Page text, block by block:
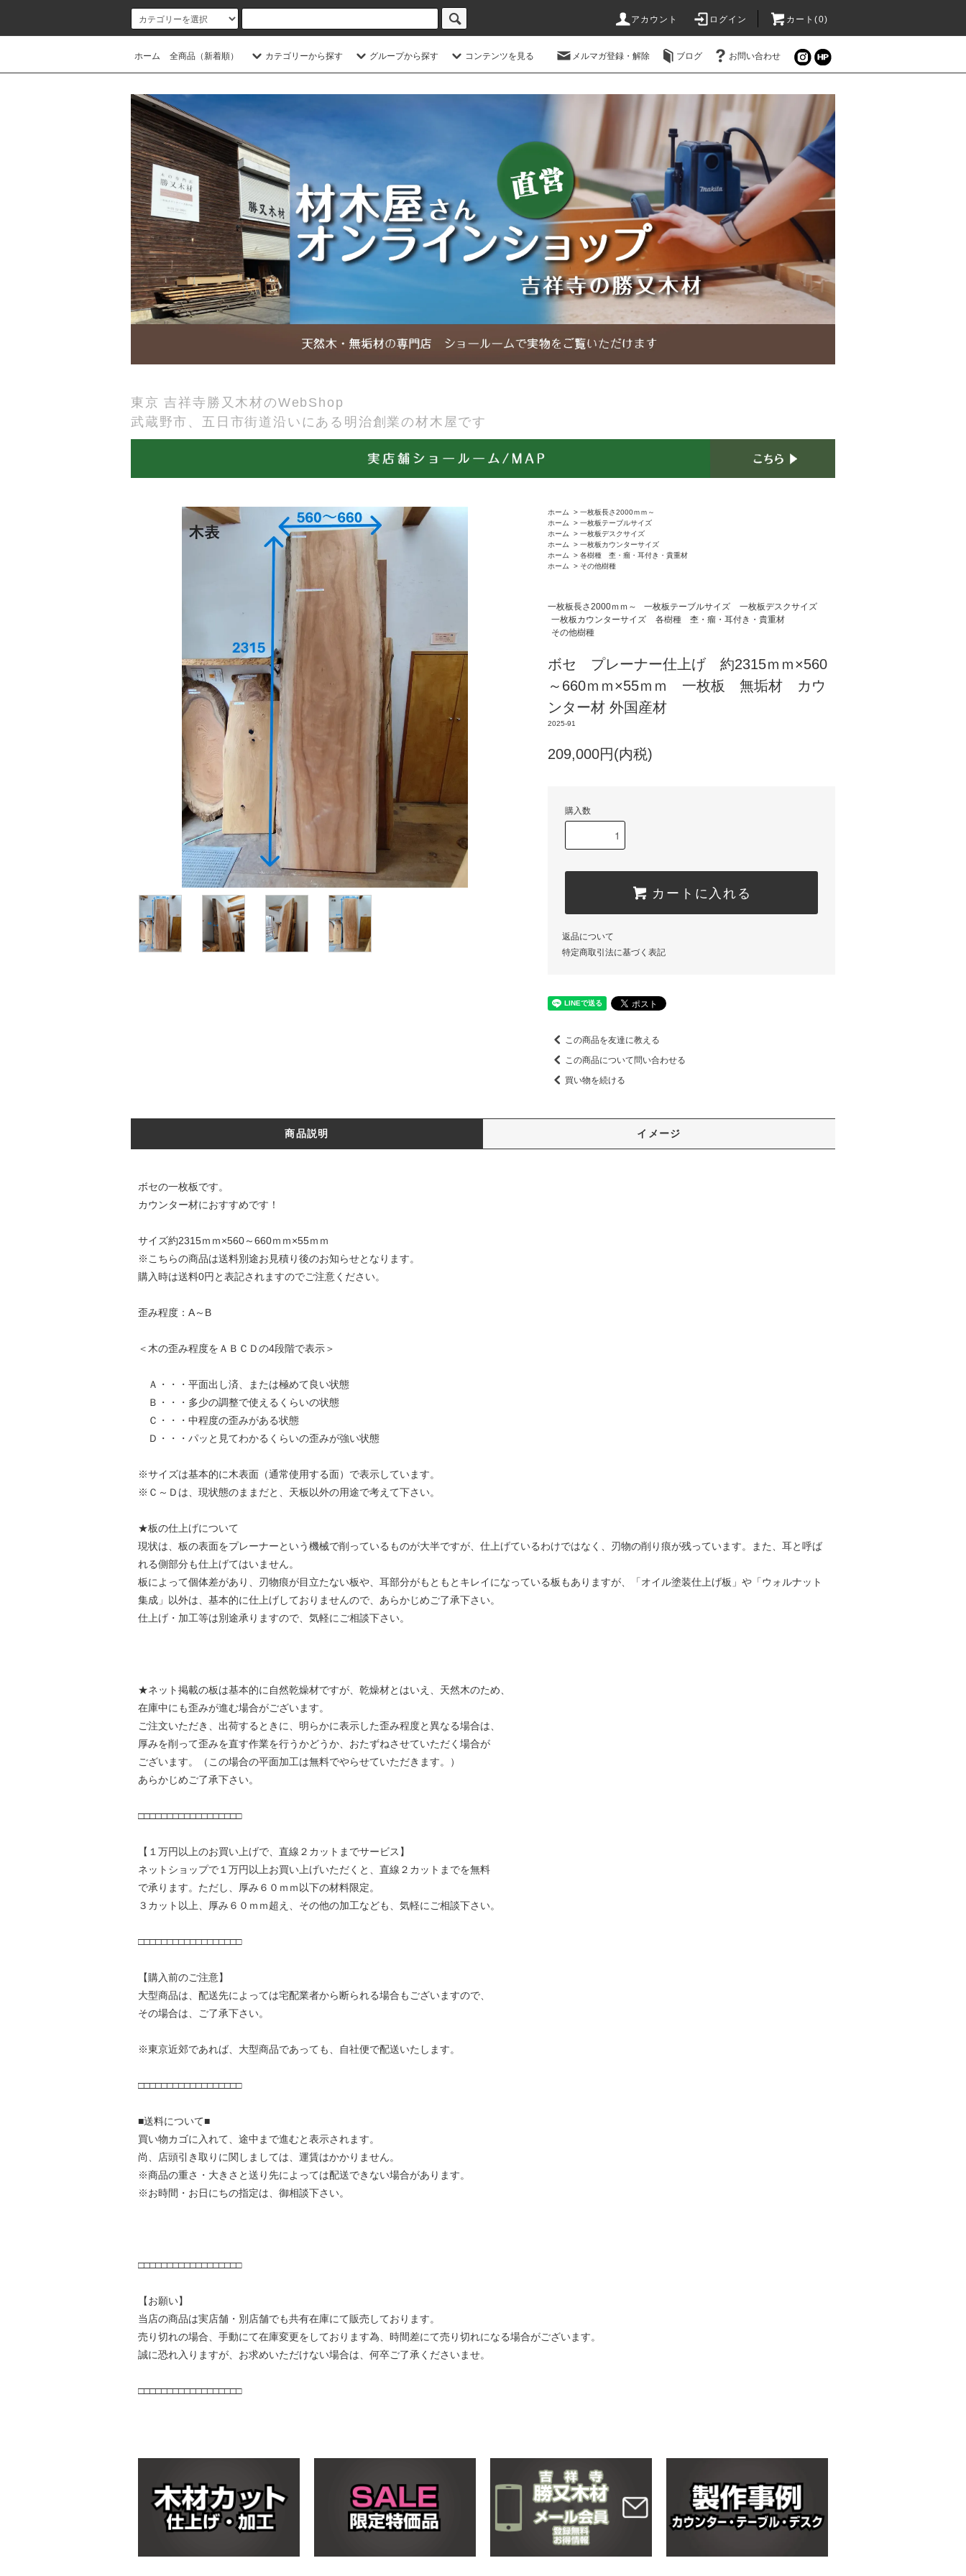
アカウント ログイン カート(0)
ホーム 全商品（新着順） カテゴリーから探す グループから探す コンテンツを見る メルマガ登録・解除 ブログ お問い合わせ
東京 吉祥寺勝又木材のWebShop
武蔵野市、五日市街道沿いにある明治創業の材木屋です
ホーム > 一枚板長さ2000ｍｍ～
ホーム
> 一枚板テーブルサイズ
ホーム
> 一枚板デスクサイズ
ホーム
> 一枚板カウンターサイズ
ホーム
> 各樹種 杢・瘤・耳付き・貴重材
ホーム
> その他樹種
一枚板長さ2000ｍｍ～ 一枚板テーブルサイズ
一枚板デスクサイズ
一枚板カウンターサイズ
各樹種 杢・瘤・耳付き・貴重材
その他樹種
ボセ プレーナー仕上げ 約2315ｍｍ×560
～660ｍｍ×55ｍｍ 一枚板 無垢材 カウ
ンター材 外国産材
2025-91
209,000円(内税)
購入数
カートに入れる
返品について
特定商取引法に基づく表記
この商品を友達に教える
この商品について問い合わせる
買い物を続ける
商品説明 イメージ
ボセの一枚板です。
カウンター材におすすめです！
サイズ約2315ｍｍ×560～660ｍｍ×55ｍｍ
※こちらの商品は送料別途お見積り後のお知らせとなります。
購入時は送料0円と表記されますのでご注意ください。
歪み程度：A～B
＜木の歪み程度をＡＢＣＤの4段階で表示＞
Ａ・・・平面出し済、または極めて良い状態
Ｂ・・・多少の調整で使えるくらいの状態
Ｃ・・・中程度の歪みがある状態
Ｄ・・・パッと見てわかるくらいの歪みが強い状態
※サイズは基本的に木表面（通常使用する面）で表示しています。
※Ｃ～Ｄは、現状態のままだと、天板以外の用途で考えて下さい。
★板の仕上げについて
現状は、板の表面をプレーナーという機械で削っているものが大半ですが、仕上げているわけではなく、刃物の削り痕が残っています。また、耳と呼ば
れる側部分も仕上げてはいません。
板によって個体差があり、刃物痕が目立たない板や、耳部分がもともとキレイになっている板もありますが、「オイル塗装仕上げ板」や「ウォルナット
集成」以外は、基本的に仕上げしておりませんので、あらかじめご了承下さい。
仕上げ・加工等は別途承りますので、気軽にご相談下さい。
★ネット掲載の板は基本的に自然乾燥材ですが、乾燥材とはいえ、天然木のため、
在庫中にも歪みが進む場合がございます。
ご注文いただき、出荷するときに、明らかに表示した歪み程度と異なる場合は、
厚みを削って歪みを直す作業を行うかどうか、おたずねさせていただく場合が
ございます。（この場合の平面加工は無料でやらせていただきます。）
あらかじめご了承下さい。
□□□□□□□□□□□□□□□□□□
【１万円以上のお買い上げで、直線２カットまでサービス】
ネットショップで１万円以上お買い上げいただくと、直線２カットまでを無料
で承ります。ただし、厚み６０ｍｍ以下の材料限定。
３カット以上、厚み６０ｍｍ超え、その他の加工なども、気軽にご相談下さい。
□□□□□□□□□□□□□□□□□□
【購入前のご注意】
大型商品は、配送先によっては宅配業者から断られる場合もございますので、
その場合は、ご了承下さい。
※東京近郊であれば、大型商品であっても、自社便で配送いたします。
□□□□□□□□□□□□□□□□□□
■送料について■
買い物カゴに入れて、途中まで進むと表示されます。
尚、店頭引き取りに関しましては、運賃はかかりません。
※商品の重さ・大きさと送り先によっては配送できない場合があります。
※お時間・お日にちの指定は、御相談下さい。
□□□□□□□□□□□□□□□□□□
【お願い】
当店の商品は実店舗・別店舗でも共有在庫にて販売しております。
売り切れの場合、手動にて在庫変更をしております為、時間差にて売り切れになる場合がございます。
誠に恐れ入りますが、お求めいただけない場合は、何卒ご了承くださいませ。
□□□□□□□□□□□□□□□□□□